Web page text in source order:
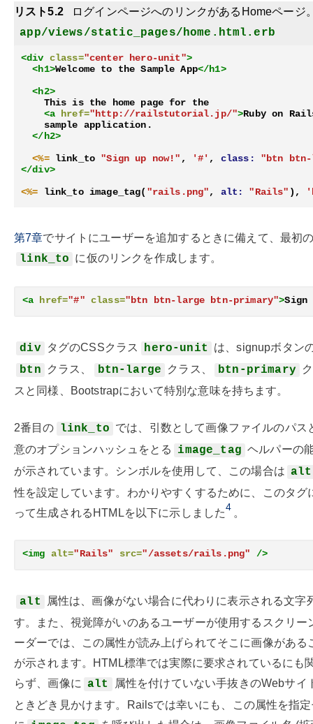
リスト5.2 ログインページへのリンクがあるHomeページ
app/views/static_pages/home.html.erb
<div class="center hero-unit">
<h1>Welcome to the Sample App</h1>
<h2>
    This is the home page for the
<a
href="http://railstutorial.jp/">Ruby on
    sample application.
</h2>
<%= link_to "Sign up now!" , '#' , class:
"btn
</div>
<%=
link_to image_tag( "rails.png", alt: "Rails" ),
第7章でサイトにユーザーを追加するときに備えて、最初
link_to に仮のリンクを作成します。
<a href="#" class="btn btn-large btn-primary">Sign
div タグのCSSクラス hero-unit は、signupボタン
btn クラス、 btn-large クラス、 btn-primary
スと同様、Bootstrapにおいて特別な意味を持ちます。
2番目の link_to では、引数として画像ファイルのパス
意のオプションハッシュをとる
image_tag ヘルパーの
が示されています。シンボルを使用して、この場合は alt
性を設定しています。わかりやすくするために、このタグ
って生成されるHTMLを以下に示しました4 。
<img alt="Rails" src="/assets/rails.png" />
alt
属性は、画像がない場合に代わりに表示される文字
す。また、視覚障がいのあるユーザーが使用するスクリー
ーダーでは、この属性が読み上げられてそこに画像がある
が示されます。HTML標準では実際に要求されているにも
らず、画像に alt
属性を付けていない手抜きのWebサイ
ときどき見かけます。Railsでは幸いにも、この属性を指